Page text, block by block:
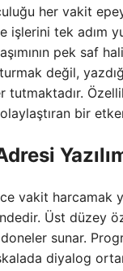
her vakit
işlerini tek adım
pek saf
değil,
tutmaktadır.
bir
vakit harcamak
Üst düzey
sunar.
diyalog